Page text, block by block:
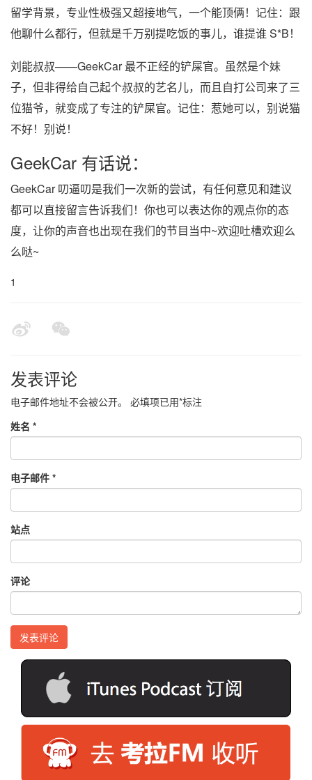
留学背景，专业性极强又超接地气，一个能顶俩！记住：跟
他聊什么都行，但就是千万别提吃饭的事儿，谁提谁 S*B！
刘能叔叔——GeekCar 最不正经的铲屎官。虽然是个妹
子，但非得给自己起个叔叔的艺名儿，而且自打公司来了三
位猫爷，就变成了专注的铲屎官。记住：惹她可以，别说猫
不好！别说！
GeekCar 有话说：
GeekCar 叨逼叨是我们一次新的尝试，有任何意见和建议
都可以直接留言告诉我们！你也可以表达你的观点你的态
度，让你的声音也出现在我们的节目当中~欢迎吐槽欢迎么
么哒~
1
发表评论
电子邮件地址不会被公开。 必填项已用*标注
姓名 *
电子邮件 *
站点
评论